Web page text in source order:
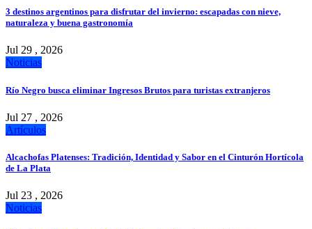
3 destinos argentinos para disfrutar del invierno: escapadas con nieve,
naturaleza y buena gastronomía
Jul 29 , 2026
Noticias
Río Negro busca eliminar Ingresos Brutos para turistas extranjeros
Jul 27 , 2026
Artículos
Alcachofas Platenses: Tradición, Identidad y Sabor en el Cinturón Hortícola
de La Plata
Jul 23 , 2026
Noticias